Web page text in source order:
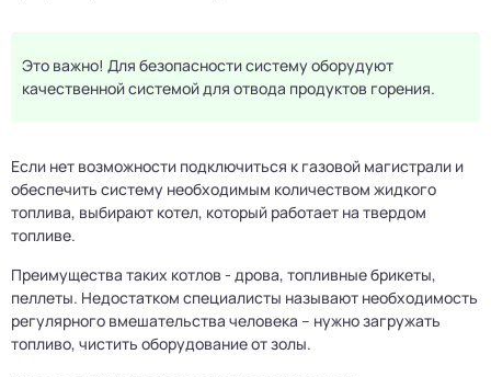
Это важно! Для безопасности систему оборудуют
качественной системой для отвода продуктов горения.
Если нет возможности подключиться к газовой магистрали и
обеспечить систему необходимым количеством жидкого
топлива, выбирают котел, который работает на твердом
топливе.
Преимущества таких котлов - дрова, топливные брикеты,
пеллеты. Недостатком специалисты называют необходимость
регулярного вмешательства человека – нужно загружать
топливо, чистить оборудование от золы.